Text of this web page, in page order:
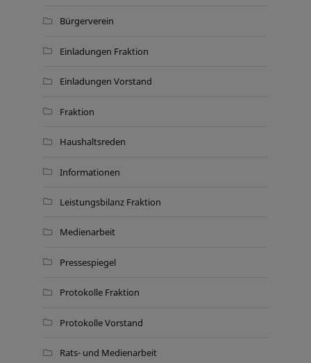
Bürgerverein
Einladungen Fraktion
Einladungen Vorstand
Fraktion
Haushaltsreden
Informationen
Leistungsbilanz Fraktion
Medienarbeit
Pressespiegel
Protokolle Fraktion
Protokolle Vorstand
Rats- und Medienarbeit